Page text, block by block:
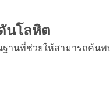
นโลหิต
านที่ช่วยให้สามารถค้นพ